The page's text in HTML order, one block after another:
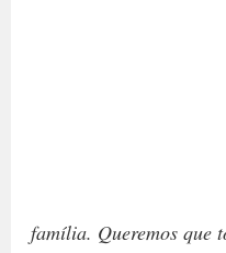
família. Queremos que